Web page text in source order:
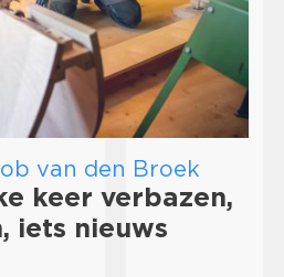
van den Broek
keer verbazen,
iets nieuws